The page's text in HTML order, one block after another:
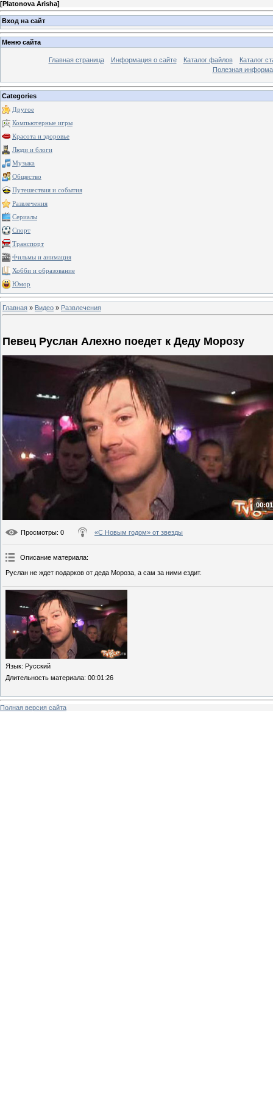
[Platonova Arisha]
Вход на сайт
Меню сайта
Главная страница Информация о сайте Каталог файлов
Каталог
Полезная
Categories
Другое
Компьютерные игры
Красота и здоровье
Люди и блоги
Музыка
Общество
Путешествия и события
Развлечения
Сериалы
Спорт
Транспорт
Фильмы и анимация
Хобби и образование
Юмор
Главная » Видео » Развлечения
Певец Руслан Алехно поедет к Деду Морозу
Просмотры: 0 «С Новым годом» от звезды
Описание материала:
Руслан не ждет подарков от деда Мороза, а сам за ними ездит.
Язык: Русский
Длительность материала: 00:01:26
Полная версия сайта